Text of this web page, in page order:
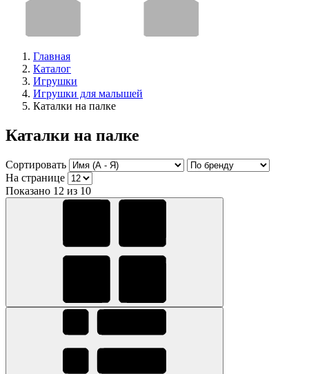
Главная
Каталог
Игрушки
Игрушки для малышей
Каталки на палке
Каталки на палке
Сортировать
На странице
Показано 12 из 10